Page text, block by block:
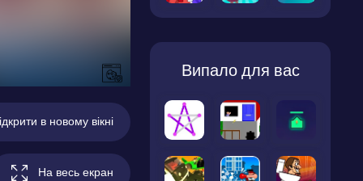
в новому вікні
На весь екран
Випало для вас